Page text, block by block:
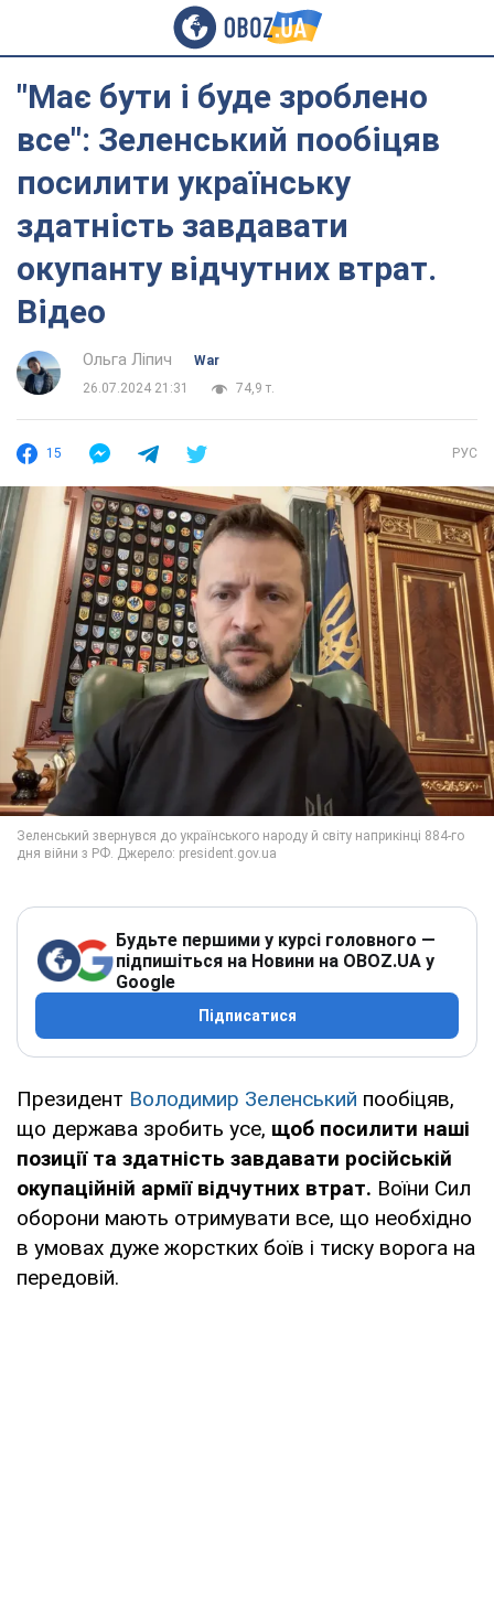
"Має бути і буде зроблено
все": Зеленський пообіцяв
посилити українську
здатність завдавати
окупанту відчутних втрат.
Відео
Ольга Ліпич
War
26.07.2024 21:31
74,9 т.
15 РУС
Будьте першими у курсі головного —
підпишіться на Новини на OBOZ.UA у
Google
Підписатися
Президент Володимир Зеленський пообіцяв,
що держава зробить усе, щоб посилити наші
позиції та здатність завдавати російській
окупаційній армії відчутних втрат. Воїни Сил
оборони мають отримувати все, що необхідно
в умовах дуже жорстких боїв і тиску ворога на
передовій.